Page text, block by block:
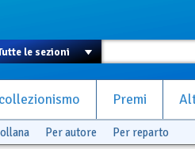
Premi
Per autore Per reparto